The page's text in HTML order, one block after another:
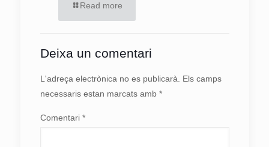
Read more
Deixa un comentari
L'adreça electrònica no es publicarà. Els camps
necessaris estan marcats amb *
Comentari *